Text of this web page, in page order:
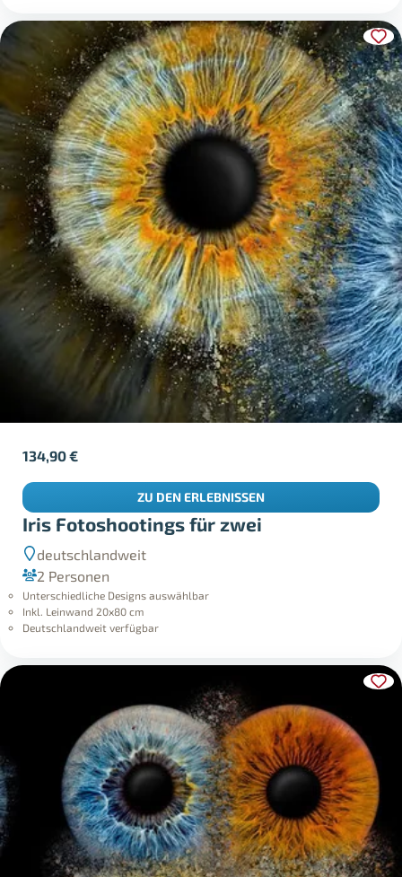
Iris Fotoshootings für zwei
deutschlandweit
2 Personen
Unterschiedliche Designs auswählbar
Inkl. Leinwand 20x80 cm
Deutschlandweit verfügbar
134,90€
ZU DEN ERLEBNISSEN